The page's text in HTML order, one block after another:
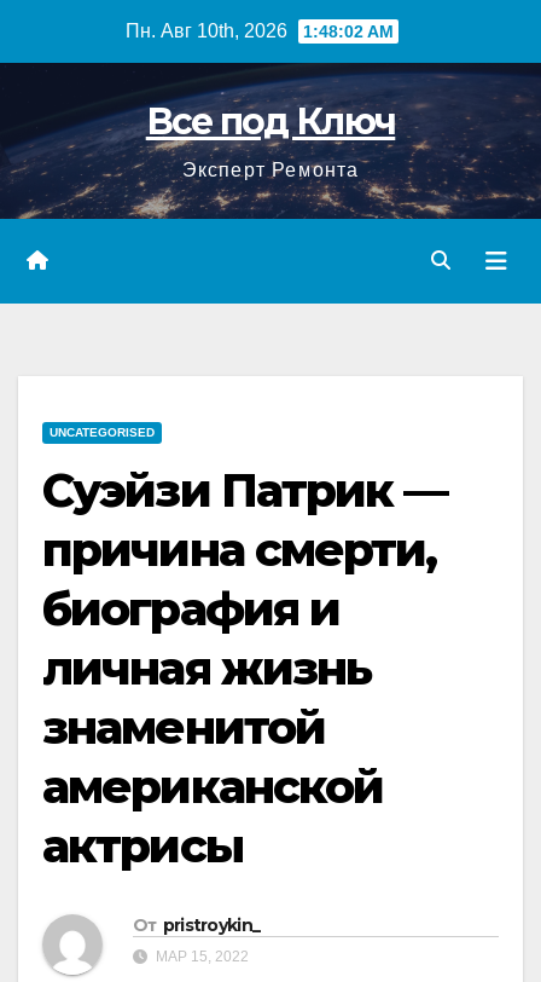
Пн. Авг 10th, 2026 1:48:04 AM
Все под Ключ
Эксперт Ремонта
UNCATEGORISED
Суэйзи Патрик —
причина смерти,
биография и
личная жизнь
знаменитой
американской
актрисы
От pristroykin_
МАР 15, 2022